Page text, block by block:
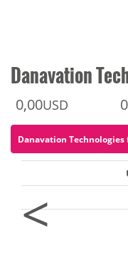
Danavation
0,00USD
Danavation Technologies
<